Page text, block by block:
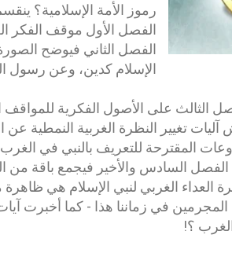
رموز الأمة الإسلامية؟
الفصل الأول موقف الفكر
الفصل الثاني فيوضح
الإسلام كدين، وعن رسول
الثالث على الأصول الفكرية للمواقف
آليات تغيير النظرة الغربية النمطية
المقترحة للتعريف بالنبي في
الفصل السادس والأخير فيجمع باقة من
العداء الغربي لنبي الإسلام هي
المجرمين في زماننا هذا - كما أخبرت
؟!